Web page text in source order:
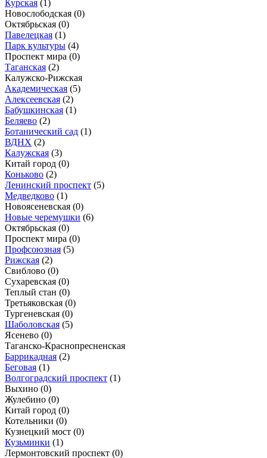
Курская (1)
Новослободская (0)
Октябрьская (0)
Павелецкая (1)
Парк культуры (4)
Проспект мира (0)
Таганская (2)
Калужско-Рижская
Академическая (5)
Алексеевская (2)
Бабушкинская (1)
Беляево (2)
Ботанический сад (1)
ВДНХ (2)
Калужская (3)
Китай город (0)
Коньково (2)
Ленинский проспект (5)
Медведково (1)
Новоясеневская (0)
Новые черемушки (6)
Октябрьская (0)
Проспект мира (0)
Профсоюзная (5)
Рижская (2)
Свиблово (0)
Сухаревская (0)
Теплый стан (0)
Третьяковская (0)
Тургеневская (0)
Шаболовская (5)
Ясенево (0)
Таганско-Краснопресненская
Баррикадная (2)
Беговая (1)
Волгоградский проспект (1)
Выхино (0)
Жулебино (0)
Китай город (0)
Котельники (0)
Кузнецкий мост (0)
Кузьминки (1)
Лермонтовский проспект (0)